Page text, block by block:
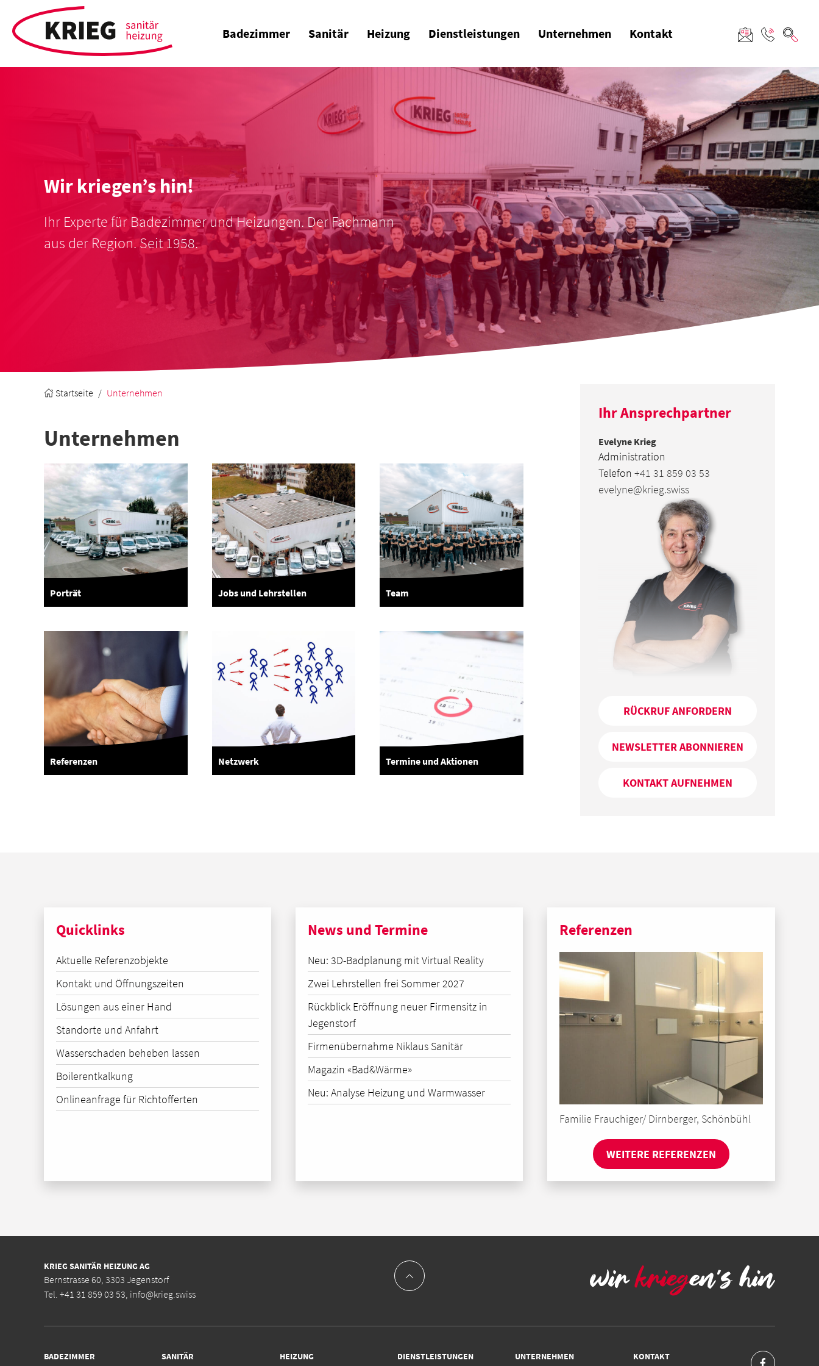
Badezimmer Sanitär Heizung Dienstleistungen Unternehmen Kontakt
Wir kriegen’s hin!
Ihr Experte für Badezimmer und Heizungen. Der Fachmann
aus der Region. Seit 1958.
Startseite Unternehmen
Unternehmen
Porträt Jobs und Lehrstellen Team
Referenzen Netzwerk Termine und Aktionen
Ihr Ansprechpartner
Evelyne Krieg
Administration
Telefon +41 31 859 03 53
evelyne@krieg.swiss
RÜCKRUF ANFORDERN
NEWSLETTER ABONNIEREN
KONTAKT AUFNEHMEN
Quicklinks
Aktuelle Referenzobjekte
Kontakt und Öffnungszeiten
Lösungen aus einer Hand
Standorte und Anfahrt
Wasserschaden beheben lassen
Boilerentkalkung
Onlineanfrage für Richtofferten
News und Termine
Neu: 3D-Badplanung mit Virtual Reality
Zwei Lehrstellen frei Sommer 2027
Rückblick Eröffnung neuer Firmensitz in
Jegenstorf
Firmenübernahme Niklaus Sanitär
Magazin «Bad&Wärme»
Neu: Analyse Heizung und Warmwasser
Referenzen
Familie Frauchiger/ Dirnberger, Schönbühl
WEITERE REFERENZEN
KRIEG SANITÄR HEIZUNG AG
Bernstrasse 60, 3303 Jegenstorf
Tel. +41 31 859 03 53, info@krieg.swiss
BADEZIMMER SANITÄR HEIZUNG DIENSTLEISTUNGEN UNTERNEHMEN KONTAKT